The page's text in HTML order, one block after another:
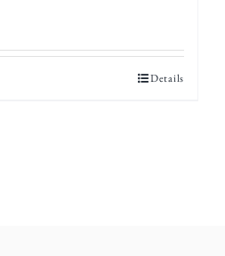
Details